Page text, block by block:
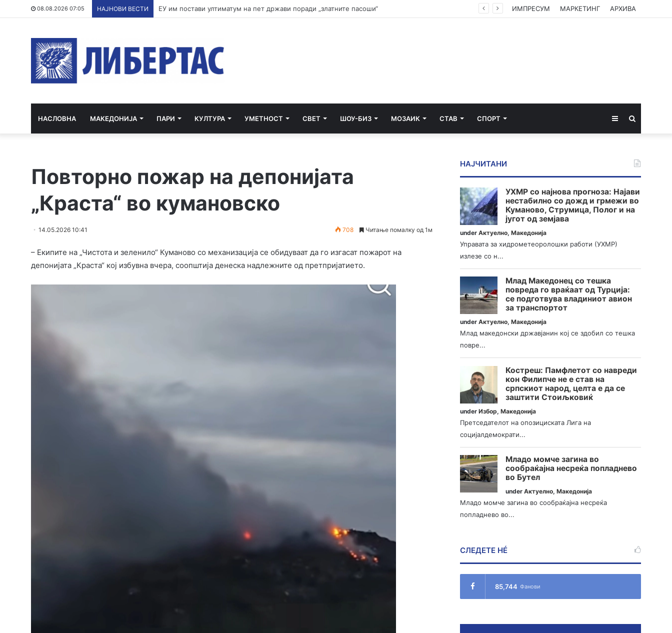
08.08.2026 07:05 НАЈНОВИ ВЕСТИ По речиси 30 години почнува судењето за убиството на Тупак Шакур ИМПРЕСУМ МАРКЕТИНГ АРХИВА
НАСЛОВНА МАКЕДОНИЈА ПАРИ КУЛТУРА УМЕТНОСТ СВЕТ ШОУ-БИЗ МОЗАИК СТАВ СПОРТ Sidebar
Повторно пожар на депонијата
„Краста“ во кумановско
14.05.2026 10:41 708 Читање помалку од 1м
– Екипите на „Чистота и зеленило“ Куманово со механизација се обидуваат да го изгасат пожарот на
депонијата „Краста“ кој избувна вчера, соопштија денеска надлежните од претпријатието.
НАЈЧИТАНИ
УХМР со најнова прогноза: Најави
нестабилно со дожд и грмежи во
Куманово, Струмица, Полог и на
југот од земјава
underАктуелно,Македонија
Управата за хидрометеоролошки работи (УХМР)
излезе со н...
Млад Македонец со тешка
повреда го враќаат од Турција:
се подготвува владиниот авион
за транспортот
underАктуелно,Македонија
Млад македонски државјанин кој се здобил со тешка
повре...
Костреш: Памфлетот со навреди
кон Филипче не е став на
српскиот народ, целта е да се
заштити Стоиљковиќ
underИзбор,Македонија
Претседателот на опозициската Лига на
социјалдемократи...
Младо момче загина во
сообраќајна несреќа попладнево
во Бутел
underАктуелно,Македонија
Младо момче загина во сообраќајна несреќа
попладнево во...
СЛЕДЕТЕ НÉ
85,744 Фанови